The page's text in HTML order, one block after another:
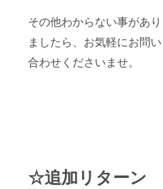
その他わからない事があり
ましたら、お気軽にお問い
合わせくださいませ。
☆追加リターン